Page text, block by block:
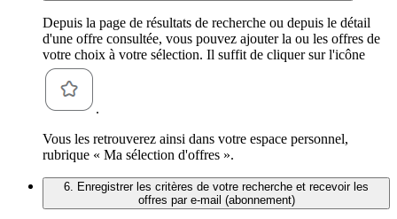
Depuis la page de résultats de recherche ou depuis le détail
d'une offre consultée, vous pouvez ajouter la ou les offres de
votre choix à votre sélection. Il suffit de cliquer sur l'icône
.
Vous les retrouverez ainsi dans votre espace personnel,
rubrique « Ma sélection d'offres ».
6. Enregistrer les critères de votre recherche et recevoir les
offres par e-mail (abonnement)